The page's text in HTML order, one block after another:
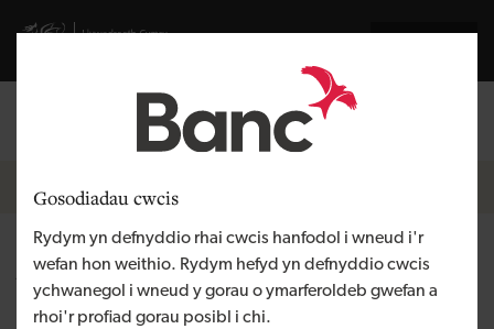
Gosodiadau cwcis
Rydym yn defnyddio rhai cwcis hanfodol i wneud i'r
wefan hon weithio. Rydym hefyd yn defnyddio cwcis
ychwanegol i wneud y gorau o ymarferoldeb gwefan a
rhoi'r profiad gorau posibl i chi.
Visit gov.wales website
Mewngofnodi
Breadcrumb
Pobl a thimau
Andrea Richardson